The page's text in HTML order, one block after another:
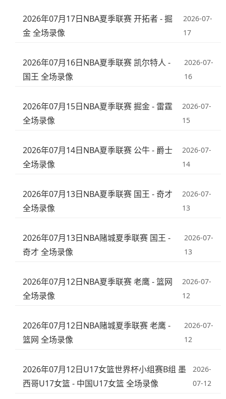
2026年07月17日NBA夏季联赛 开拓者 - 掘
金 全场录像
2026-07-
17
2026年07月16日NBA夏季联赛 凯尔特人 -
国王 全场录像
2026-07-
16
2026年07月15日NBA夏季联赛 掘金 - 雷霆
全场录像
2026-07-
15
2026年07月14日NBA夏季联赛 公牛 - 爵士
全场录像
2026-07-
14
2026年07月13日NBA夏季联赛 国王 - 奇才
全场录像
2026-07-
13
2026年07月13日NBA赌城夏季联赛 国王 -
奇才 全场录像
2026-07-
13
2026年07月12日NBA夏季联赛 老鹰 - 篮网
全场录像
2026-07-
12
2026年07月12日NBA赌城夏季联赛 老鹰 -
篮网 全场录像
2026-07-
12
2026年07月12日U17女篮世界杯小组赛B组 墨
西哥U17女篮 - 中国U17女篮 全场录像
2026-
07-12